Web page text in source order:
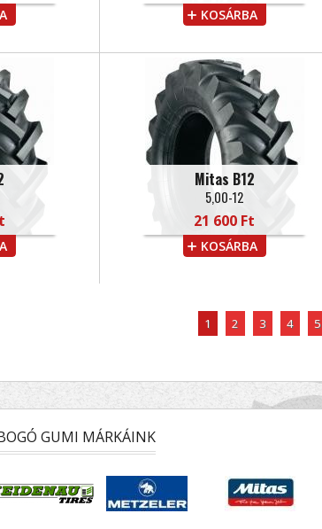
KOSÁRBA
Mitas B12
5,00-12
21 600 Ft
KOSÁRBA
1 2 3 4 5
GUMI MÁRKÁINK